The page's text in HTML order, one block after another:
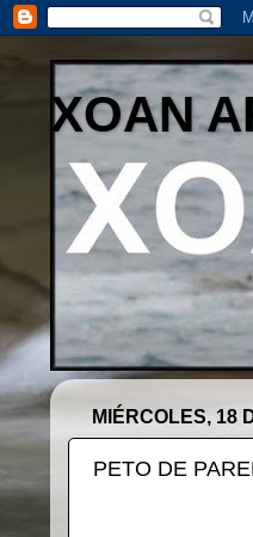
XOAN
MIÉRCOLES, 18
PETO DE